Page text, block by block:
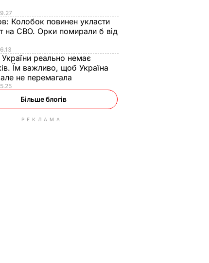
Колобок повинен укласти
на СВО. Орки помирали б від
України реально немає
Їм важливо, щоб Україна
не перемагала
Більше блогів
РЕКЛАМА